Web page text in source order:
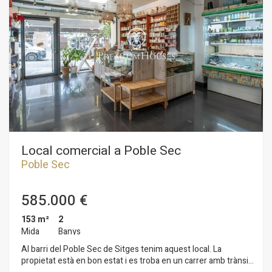
Local comercial a Poble Sec
Poble Sec
585.000 €
153 m²
Mida
2
Banys
Al barri del Poble Sec de Sitges tenim aquest local. La
propietat està en bon estat i es troba en un carrer amb trànsit.